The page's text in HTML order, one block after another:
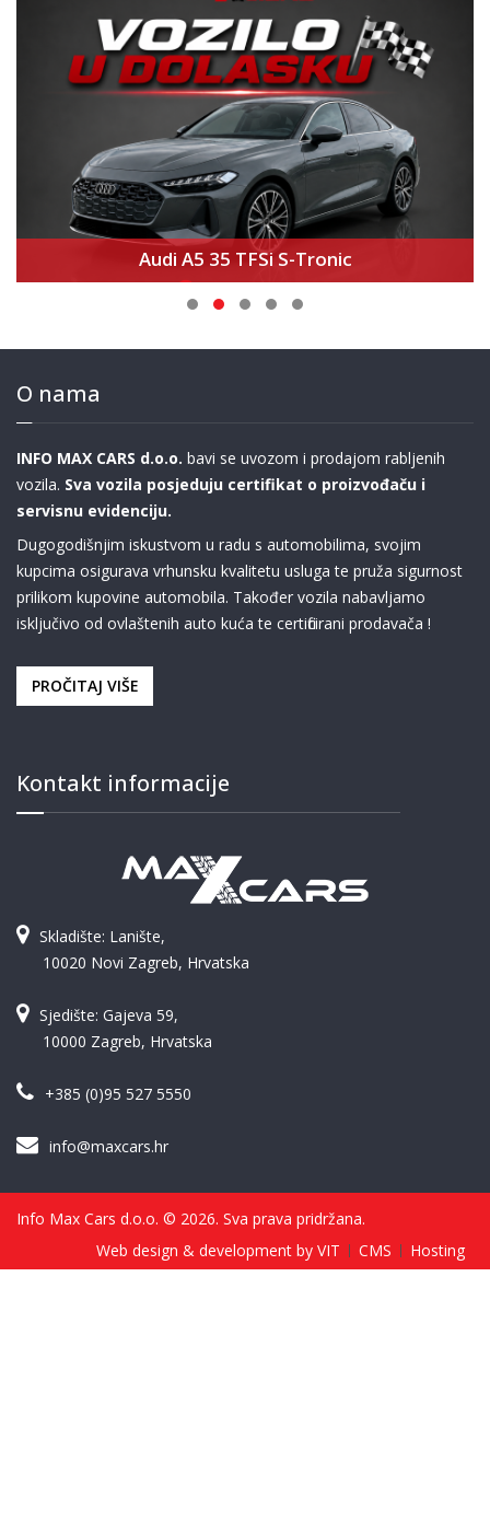
Audi A5 35 TFSi S-Tronic
O nama
INFO MAX CARS d.o.o. bavi se uvozom i prodajom rabljenih
vozila. Sva vozila posjeduju certifikat o proizvođaču i
servisnu evidenciju.
Dugogodišnjim iskustvom u radu s automobilima, svojim
kupcima osigurava vrhunsku kvalitetu usluga te pruža sigurnost
prilikom kupovine automobila. Također vozila nabavljamo
isključivo od ovlaštenih auto kuća te certificirani prodavača !
PROČITAJ VIŠE
Kontakt informacije
Skladište: Lanište,
10020 Novi Zagreb, Hrvatska
Sjedište: Gajeva 59,
10000 Zagreb, Hrvatska
+385 (0)95 527 5550
info@maxcars.hr
Info Max Cars d.o.o. © 2026. Sva prava pridržana.
Web design & development by VIT
CMS Hosting